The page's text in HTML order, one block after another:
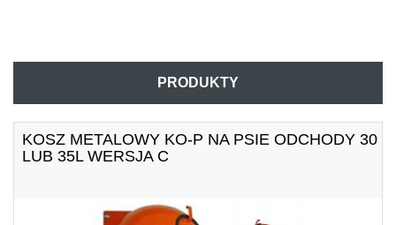
PRODUKTY
KOSZ METALOWY KO-P NA PSIE ODCHODY 30
LUB 35L WERSJA C